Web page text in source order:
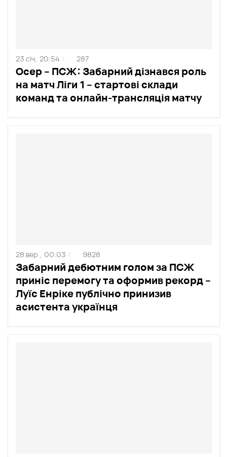
Осер – ПСЖ: Забарний дізнався роль
на матч Ліги 1 – стартові склади
команд та онлайн-трансляція матчу
23 січ, 20:54 / 287
Забарний дебютним голом за ПСЖ
приніс перемогу та оформив рекорд –
Луїс Енріке публічно принизив
асистента українця
28 вер , 00:03 / 9828